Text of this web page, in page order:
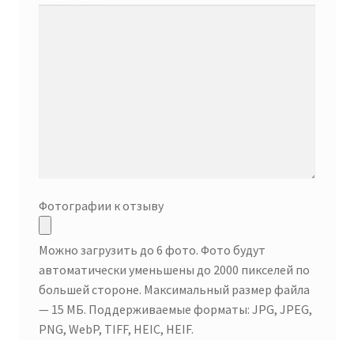
Фотографии к отзыву
Можно загрузить до 6 фото. Фото будут
автоматически уменьшены до 2000 пикселей по
большей стороне. Максимальный размер файла
— 15 МБ. Поддерживаемые форматы: JPG, JPEG,
PNG, WebP, TIFF, HEIC, HEIF.